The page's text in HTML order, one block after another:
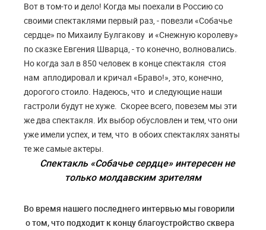
Вот в том-то и дело! Когда мы поехали в Россию со
своими спектаклями первый раз, - повезли «Собачье
сердце» по Михаилу Булгакову и «Снежную королеву»
по сказке Евгения Шварца, - то конечно, волновались.
Но когда зал в 850 человек в конце спектакля стоя
нам аплодировал и кричал «Браво!», это, конечно,
дорогого стоило. Надеюсь, что и следующие наши
гастроли будут не хуже. Скорее всего, повезем мы эти
же два спектакля. Их выбор обусловлен и тем, что они
уже имели успех, и тем, что в обоих спектаклях заняты
те же самые актеры.
Спектакль «Собачье сердце» интересен не
только молдавским зрителям
Во время нашего последнего интервью мы говорили
о том, что подходит к концу благоустройство сквера